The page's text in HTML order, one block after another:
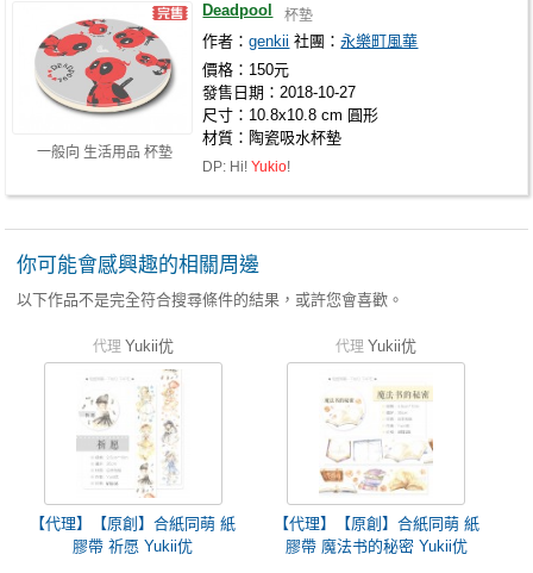
一般向 生活用品 杯墊
Deadpool 杯墊
作者：genkii 社團：永樂町風華
價格：150元
發售日期：2018-10-27
尺寸：10.8x10.8 cm 圓形
材質：陶瓷吸水杯墊
DP: Hi!Yukio!
你可能會感興趣的相關周邊
以下作品不是完全符合搜尋條件的結果，或許您會喜歡。
代理 Yukii优
【代理】【原創】合紙同萌 紙
膠帶 祈愿 Yukii优
代理 Yukii优
【代理】【原創】合紙同萌 紙
膠帶 魔法书的秘密 Yukii优